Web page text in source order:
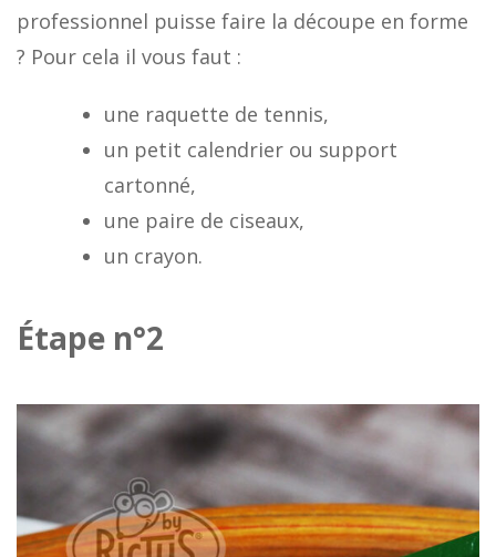
professionnel puisse faire la découpe en forme
? Pour cela il vous faut :
une raquette de tennis,
un petit calendrier ou support
cartonné,
une paire de ciseaux,
un crayon.
Étape n°2